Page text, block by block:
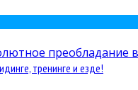
тренинге и езде!